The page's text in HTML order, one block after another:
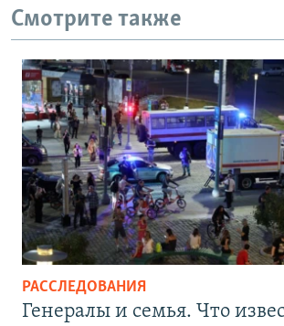
Смотрите также
РАССЛЕДОВАНИЯ
Генералы и семья. Что